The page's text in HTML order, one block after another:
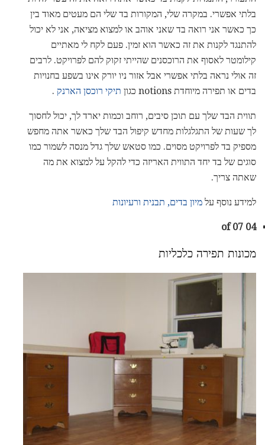
בלתי אפשרי. במקרה שלי, המקורות בד שלי הם מעטים מאוד בין
כך כאשר אני רואה בד שאני אוהב או למצוא מציאה, אני לא יכול
להתנגד לקנות את זה כאשר הוא זמין. פעם לקח לי מאתיים
קילומטר לאסוף את הרוכסנים שהייתי זקוק להם לפרויקט. לרבים
זה אולי נראה בלתי אפשרי אבל אזור ניו יורק אינו בשפע בחנויות
בדים או תפירה מיוחדת notions כגון
תיקי רוכסן הארנק .
תווית הבד שלך עם תוכן סיבים, רוחב וכמות יארד לך, יכול לחסוך
לך שעות של התגלגלות מחדש קיפול הבד שלך כאשר אתה מחפש
מספיק בד לפרויקט מסוים. כמו סטאש שלך גדל מנסה לשמור כמו
סוגים של בד יחד התווית האריזה כדי להקל על למצוא את מה
שאתה צריך.
למידע נוסף על מיון בדים, תבנית ורעיונות
04 of 07
מכונות תפירה כלכליות